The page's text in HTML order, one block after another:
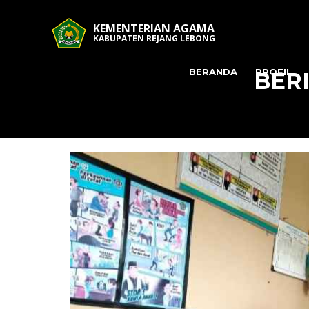
KEMENTERIAN AGAMA
KABUPATEN REJANG LEBONG
BERANDA PROFIL